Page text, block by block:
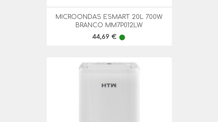
MICROONDAS ESMART 20L 700W
BRANCO MM7P012LW
Preço
44,69 € lens